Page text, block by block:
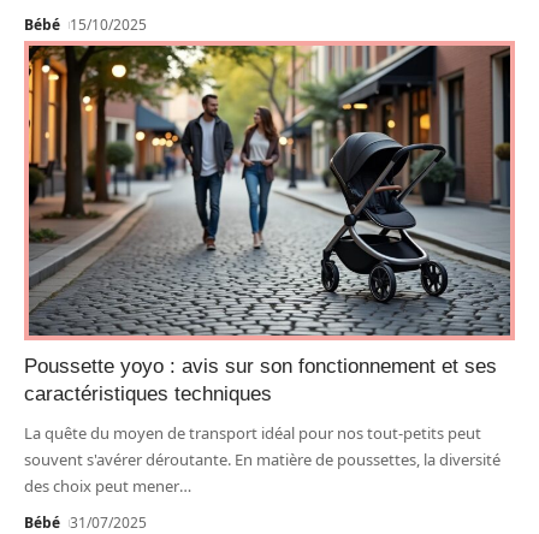
Bébé 15/10/2025
Poussette yoyo : avis sur son fonctionnement et ses
caractéristiques techniques
La quête du moyen de transport idéal pour nos tout-petits peut
souvent s'avérer déroutante. En matière de poussettes, la diversité
des choix peut mener…
Bébé 31/07/2025